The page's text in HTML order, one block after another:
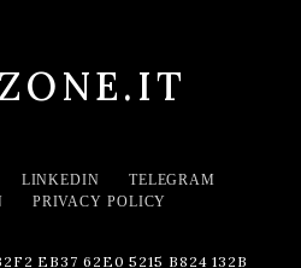
LINKEDIN
TELEGRAM
PRIVACY POLICY
EB37 62E0 5215 B824 132B